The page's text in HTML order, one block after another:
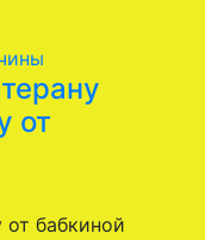
от
бабкиной